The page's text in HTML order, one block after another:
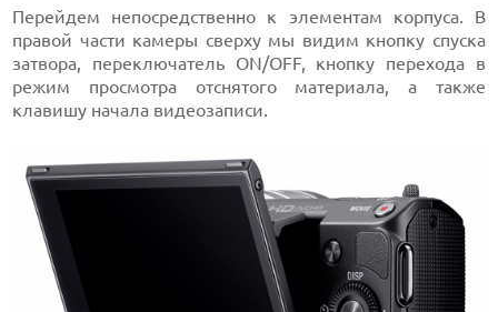
Перейдем непосредственно к элементам корпуса. В
правой части камеры сверху мы видим кнопку спуска
затвора, переключатель ON/OFF, кнопку перехода в
режим просмотра отснятого материала, а также
клавишу начала видеозаписи.